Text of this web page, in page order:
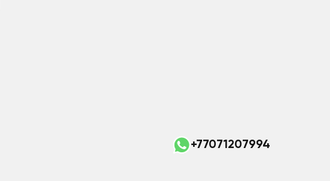
+77071207994